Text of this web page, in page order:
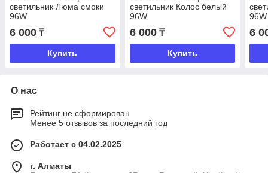
светильник Люма смоки
96W
6 000 ₸
Купить
светильник Колос белый
96W
6 000₸
Купить
96W
6
О нас
Рейтинг не сформирован
Менее 5 отзывов за последний год
Работает с 04.02.2025
г. Алматы